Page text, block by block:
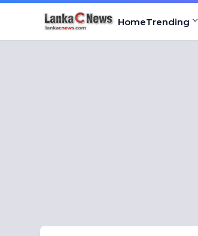
HomeTrending